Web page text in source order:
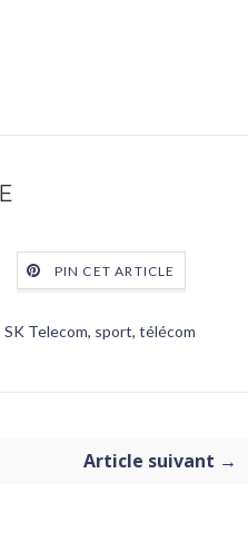
PIN CET ARTICLE
SK Telecom, sport, télécom
Article suivant →